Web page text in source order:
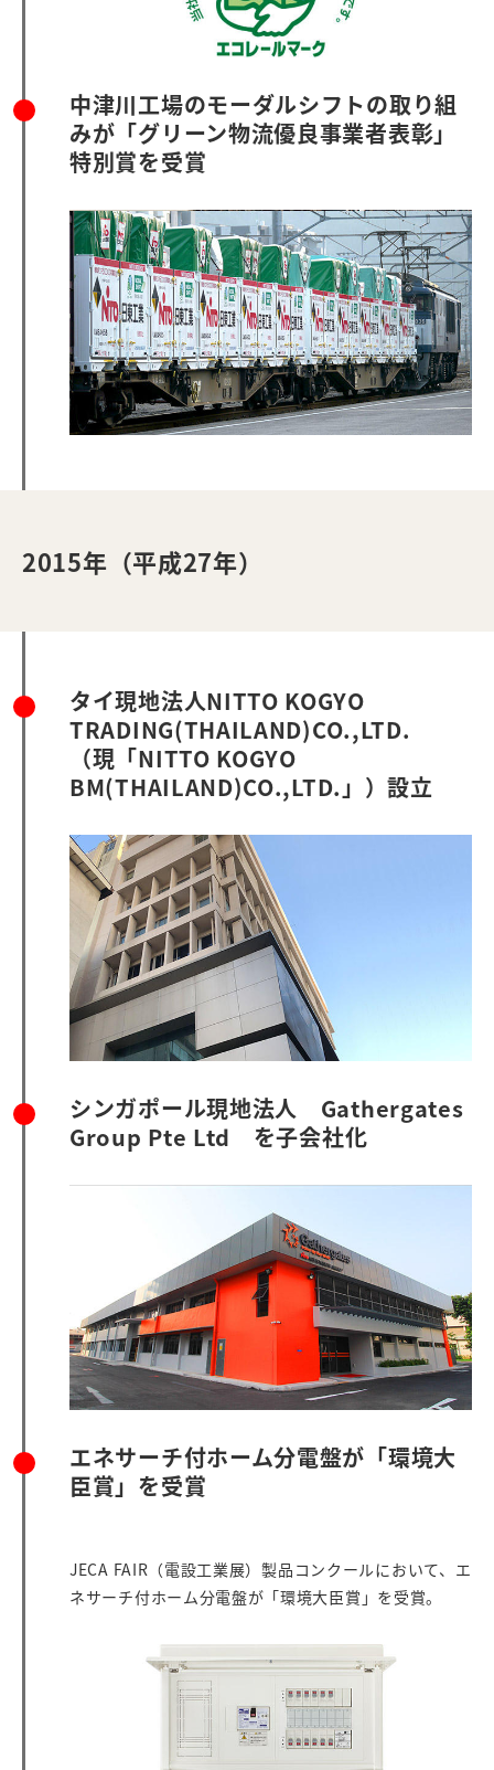
中津川工場のモーダルシフトの取り組
みが「グリーン物流優良事業者表彰」
特別賞を受賞
2015年（平成27年）
タイ現地法人NITTO KOGYO
TRADING(THAILAND)CO.,LTD.
（現「NITTO KOGYO
BM(THAILAND)CO.,LTD.」）設立
シンガポール現地法人 Gathergates
Group Pte Ltd を子会社化
エネサーチ付ホーム分電盤が「環境大
臣賞」を受賞
JECA FAIR（電設工業展）製品コンクールにおいて、エ
ネサーチ付ホーム分電盤が「環境大臣賞」を受賞。